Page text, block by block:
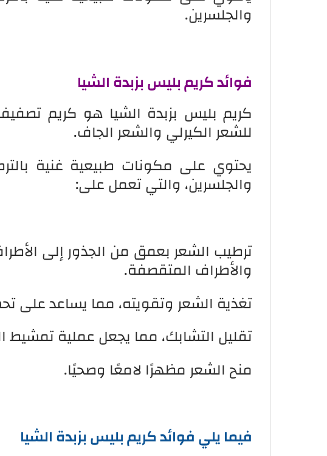
والجلسرين.
فوائد كريم بليس بزبدة الشيا
كريم بليس بزبدة الشيا هو كريم
للشعر الكيرلي والشعر الجاف.
والجلسرين، والتي تعمل على:
ترطيب الشعر بعمق من الجذور إلى
والأطراف المتقصفة.
تغذية الشعر وتقويته، مما يساعد على
تقليل التشابك، مما يجعل عملية
منح الشعر مظهرًا لامعًا وصحيًا.
فيما يلي فوائد كريم بليس بزبدة الشيا